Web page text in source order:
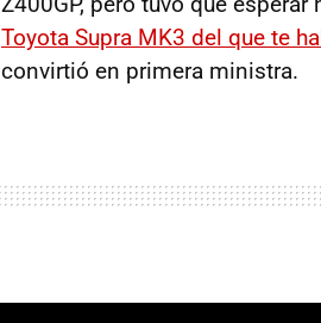
Toyota Supra MK3 del que te
convirtió en primera ministra.